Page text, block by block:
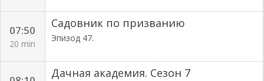
07:50
20 min
Садовник по призванию
Эпизод 47.
Дачная академия. Сезон 7